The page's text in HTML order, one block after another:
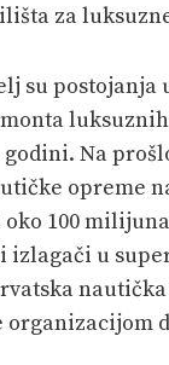
za
su
Na
opreme
100
u